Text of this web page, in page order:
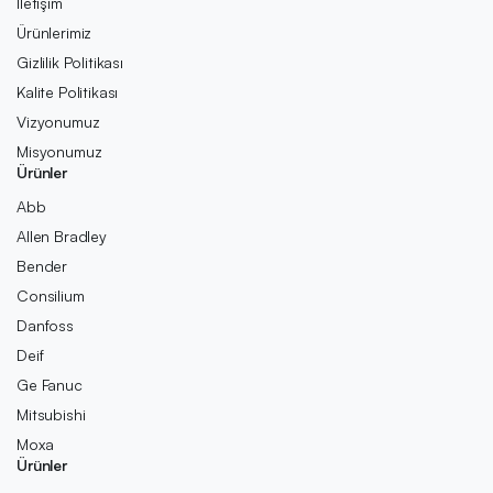
Ürünlerimiz
Gizlilik Politikası
Kalite Politikası
Vizyonumuz
Misyonumuz
Ürünler
Abb
Allen Bradley
Bender
Consilium
Danfoss
Deif
Ge Fanuc
Mitsubishi
Moxa
Ürünler